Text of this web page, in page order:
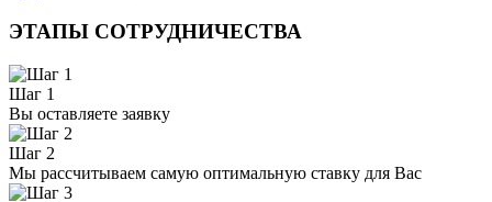
ЭТАПЫ СОТРУДНИЧЕСТВА
Шаг 1
Вы оставляете заявку
Шаг 2
Мы рассчитываем самую оптимальную ставку для Вас